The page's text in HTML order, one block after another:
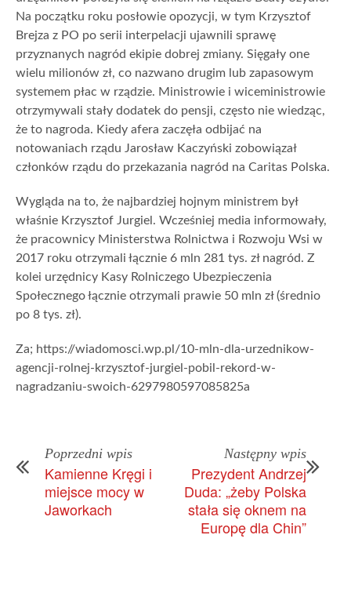
Na początku roku posłowie opozycji, w tym Krzysztof
Brejza z PO po serii interpelacji ujawnili sprawę
przyznanych nagród ekipie dobrej zmiany. Sięgały one
wielu milionów zł, co nazwano drugim lub zapasowym
systemem płac w rządzie. Ministrowie i wiceministrowie
otrzymywali stały dodatek do pensji, często nie wiedząc,
że to nagroda. Kiedy afera zaczęła odbijać na
notowaniach rządu Jarosław Kaczyński zobowiązał
członków rządu do przekazania nagród na Caritas Polska.
Wygląda na to, że najbardziej hojnym ministrem był
właśnie Krzysztof Jurgiel. Wcześniej media informowały,
że pracownicy Ministerstwa Rolnictwa i Rozwoju Wsi w
2017 roku otrzymali łącznie 6 mln 281 tys. zł nagród. Z
kolei urzędnicy Kasy Rolniczego Ubezpieczenia
Społecznego łącznie otrzymali prawie 50 mln zł (średnio
po 8 tys. zł).
Za; https://wiadomosci.wp.pl/10-mln-dla-urzednikow-
agencji-rolnej-krzysztof-jurgiel-pobil-rekord-w-
nagradzaniu-swoich-6297980597085825a
Poprzedni wpis
Kamienne Kręgi i
miejsce mocy w
Jaworkach
Następny wpis
Prezydent Andrzej
Duda: „żeby Polska
stała się oknem na
Europę dla Chin”